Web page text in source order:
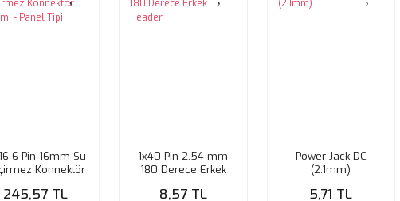
6 Pin 16mm Su
Konnektör
245,57 TL
1x40 Pin 2.54 mm
180 Derece Erkek
8,57 TL
Power Jack DC
(2.1mm)
5,71 TL